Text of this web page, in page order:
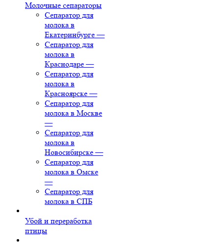
Молочные сепараторы
Сепаратор для
молока в
Екатеринбурге —
Сепаратор для
молока в
Краснодаре —
Сепаратор для
молока в
Красноярске —
Сепаратор для
молока в Москве
—
Сепаратор для
молока в
Новосибирске —
Сепаратор для
молока в Омске
—
Сепаратор для
молока в СПБ
Убой и переработка
птицы